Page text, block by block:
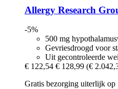
Allergy Research
-5%
500 mg
Gevriesdroogd voor
Uit gecontroleerde
€ 122,54 € 128,99 (€
Gratis bezorging uiterlijk op